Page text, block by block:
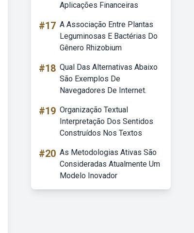
Aplicações Financeiras
#17 A Associação Entre Plantas
Leguminosas E Bactérias Do
Gênero Rhizobium
#18 Qual Das Alternativas Abaixo
São Exemplos De
Navegadores De Internet.
#19 Organização Textual
Interpretação Dos Sentidos
Construídos Nos Textos
#20 As Metodologias Ativas São
Consideradas Atualmente Um
Modelo Inovador